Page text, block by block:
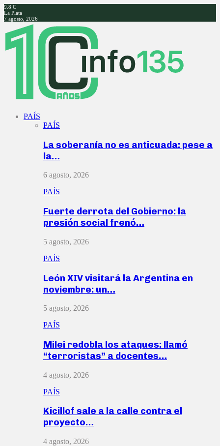
9.8 C
La Plata
7 agosto, 2026
Facebook
Twitter
Instagram
Youtube
PAÍS
PAÍS
La soberanía no es anticuada: pese a
la…
6 agosto, 2026
PAÍS
Fuerte derrota del Gobierno: la
presión social frenó…
5 agosto, 2026
PAÍS
León XIV visitará la Argentina en
noviembre: un…
5 agosto, 2026
PAÍS
Milei redobla los ataques: llamó
“terroristas” a docentes…
4 agosto, 2026
PAÍS
Kicillof sale a la calle contra el
proyecto…
4 agosto, 2026